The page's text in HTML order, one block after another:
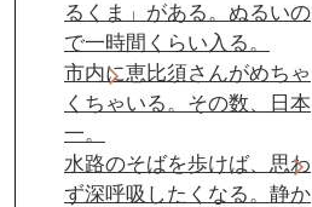
るくま」がある。ぬるいの
で一時間くらい入る。
市内に恵比須さんがめちゃ
くちゃいる。その数、日本
一。
水路のそばを歩けば、思わ
ず深呼吸したくなる。静か